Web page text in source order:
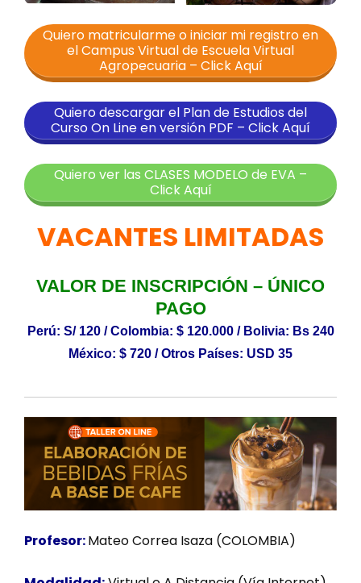
Quiero matricularme o iniciar mi registro en
el Campus Virtual de Escuela Virtual
Agropecuaria – Click Aquí
Quiero descargar el Plan de Estudios del
Curso On Line en versión PDF – Click Aquí
Quiero ver las CLASES MODELO de EVA –
Click Aquí
VACANTES LIMITADAS
VALOR DE INSCRIPCIÓN – ÚNICO
PAGO
Perú: S/ 120 / Colombia: $ 120.000 / Bolivia: Bs 240
México: $ 720 / Otros Países: USD 35
Profesor:Mateo Correa Isaza (COLOMBIA)